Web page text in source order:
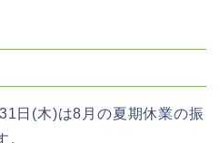
日(木)は8月の夏期休業の振
。